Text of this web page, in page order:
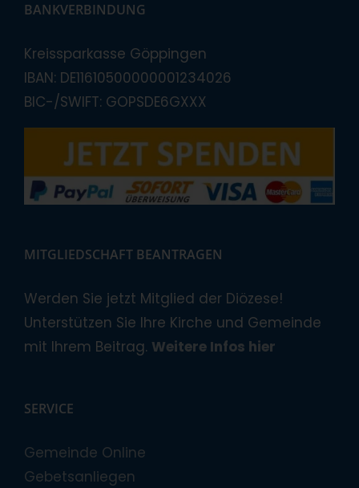
BANKVERBINDUNG
Kreissparkasse Göppingen
IBAN: DE11610500000001234026
BIC-/SWIFT: GOPSDE6GXXX
MITGLIEDSCHAFT BEANTRAGEN
Werden Sie jetzt Mitglied der Diözese!
Unterstützen Sie Ihre Kirche und Gemeinde
mit Ihrem Beitrag. Weitere Infos hier
SERVICE
Gemeinde Online
Gebetsanliegen